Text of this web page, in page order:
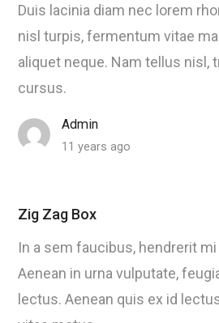
Duis lacinia diam nec lorem
nisl turpis, fermentum vitae
aliquet neque. Nam tellus nisl,
cursus.
Admin
11 years ago
Zig Zag Box
In a sem faucibus, hendrerit
Aenean in urna vulputate,
lectus. Aenean quis ex id